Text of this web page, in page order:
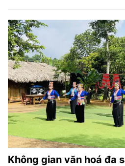
Không gian văn hoá đa